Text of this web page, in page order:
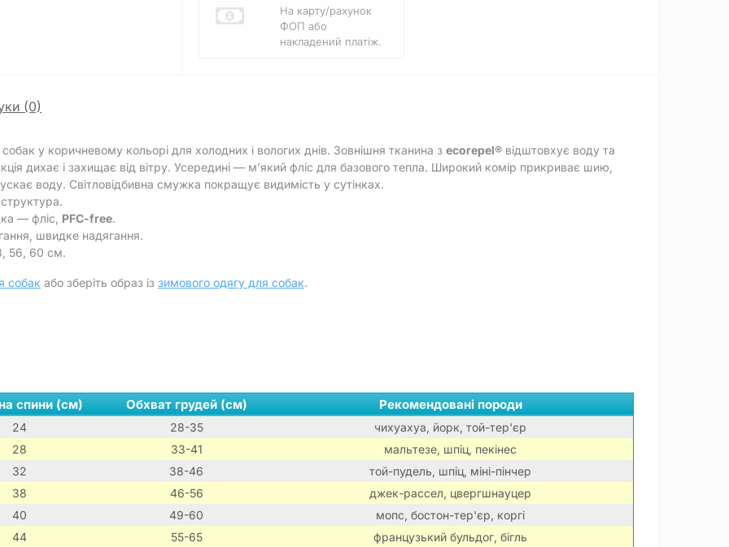
На карту/рахунок
ФОП або
накладений платіж.
(0)
у коричневому кольорі для холодних і вологих днів. Зовнішня тканина з ecorepel® відштовхує воду та
дихає і захищає від вітру. Усередині — м’який фліс для базового тепла. Широкий комір прикриває шию,
воду. Світловідбивна смужка покращує видимість у сутінках.
— фліс, PFC-free.
швидке надягання.
56, 60 см.
собак або зберіть образ із зимового одягу для собак.
спини (см) Обхват грудей (см) Рекомендовані породи
24 28-35
чихуахуа, йорк, той-тер'єр
28
33-41
мальтезе, шпіц, пекінес
32
38-46
той-пудель, шпіц, міні-пінчер
38
46-56
джек-рассел, цвергшнауцер
40
49-60
мопс, бостон-тер'єр, коргі
44
55-65
французький бульдог, бігль